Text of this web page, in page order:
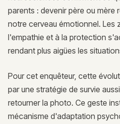
parents : devenir père ou mère
notre cerveau émotionnel. Les
l'empathie et à la protection
rendant plus aigües les
Pour cet enquêteur, cette
par une stratégie de survie
retourner la photo. Ce geste
mécanisme d'adaptation